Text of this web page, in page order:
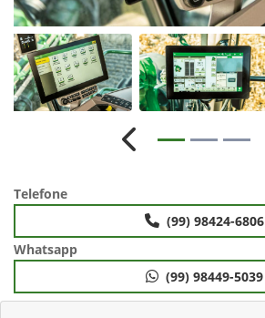
Anterior
Telefone
(99) 98424-6806
Whatsapp
(99) 98449-5039